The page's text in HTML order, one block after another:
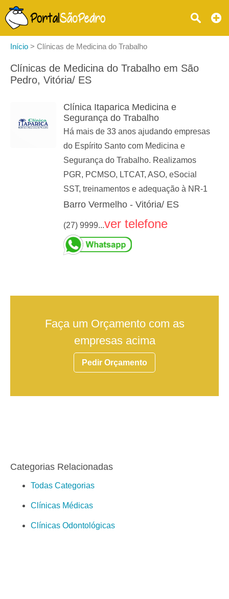
Início > Clínicas de Medicina do Trabalho
Clínicas de Medicina do Trabalho em São
Pedro, Vitória/ ES
Clínica Itaparica Medicina e
Segurança do Trabalho
Há mais de 33 anos ajudando empresas
do Espírito Santo com Medicina e
Segurança do Trabalho. Realizamos
PGR, PCMSO, LTCAT, ASO, eSocial
SST, treinamentos e adequação à NR-1
Barro Vermelho - Vitória/ ES
(27) 9999...ver telefone
Faça um Orçamento com as
empresas acima
Pedir Orçamento
Categorias Relacionadas
Todas Categorias
Clínicas Médicas
Clínicas Odontológicas